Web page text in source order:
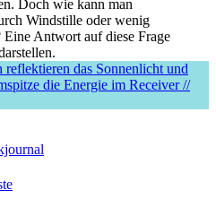
Doch wie kann man
Windstille oder wenig
Eine Antwort auf diese Frage